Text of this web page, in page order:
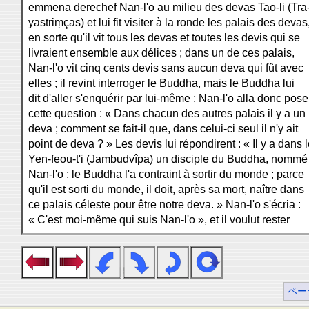
emmena derechef Nan-l'o au milieu des devas Tao-li
yastriṃças) et lui fit visiter à la ronde les palais des devas,
en sorte qu'il vit tous les devas et toutes les devis qui se
livraient ensemble aux délices ; dans un de ces palais,
Nan-l'o vit cinq cents devis sans aucun deva qui fût avec
elles ; il revint interroger le Buddha, mais le Buddha lui
dit d'aller s'enquérir par lui-même ; Nan-l'o alla donc
cette question : « Dans chacun des autres palais il y a un
deva ; comment se fait-il que, dans celui-ci seul il n'y ait
point de deva ? » Les devis lui répondirent : « Il y a dans
Yen-feou-t'i (Jambudvîpa) un disciple du Buddha, nommé
Nan-l'o ; le Buddha l'a contraint à sortir du monde ; parce
qu'il est sorti du monde, il doit, après sa mort, naître dans
ce palais céleste pour être notre deva. » Nan-l'o s'écria :
« C'est moi-même qui suis Nan-l'o », et il voulut rester
ペー